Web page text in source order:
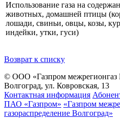
Использование газа на
животных, домашней птицы
лошади, свиньи, овцы, козы,
индейки, утки, гуси)
Возврат к списку
© ООО «Газпром межрегионгаз
Волгоград, ул. Ковровская, 13
Контактная информация
ПАО «Газпром» «Газпром
газораспределение Волгоград»